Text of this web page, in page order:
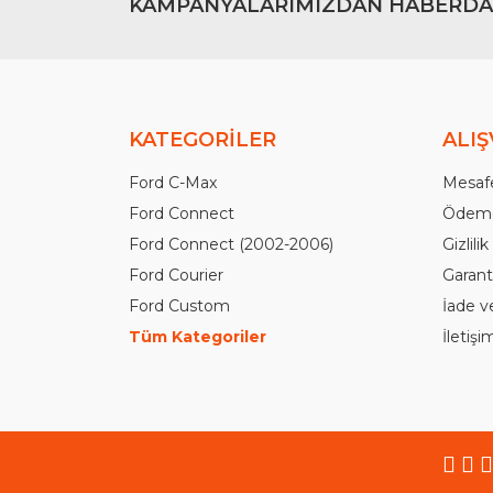
KAMPANYALARIMIZDAN
KATEGORİLER
Ford C-Max
Ford Connect
Ford Connect (2002-2006)
Ford Courier
Ford Custom
Tüm Kategoriler
İade